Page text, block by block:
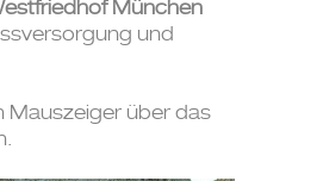
München
und
Mauszeiger über das